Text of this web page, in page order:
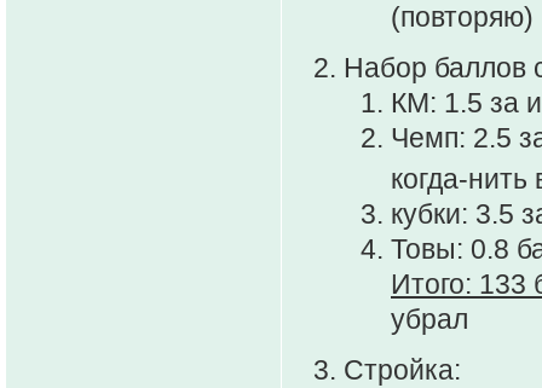
(повторяю)
Набор баллов
КМ: 1.5 за
Чемп: 2.5
когда-нить
кубки: 3.5
Товы: 0.8
Итого: 133
убрал
Стройка: